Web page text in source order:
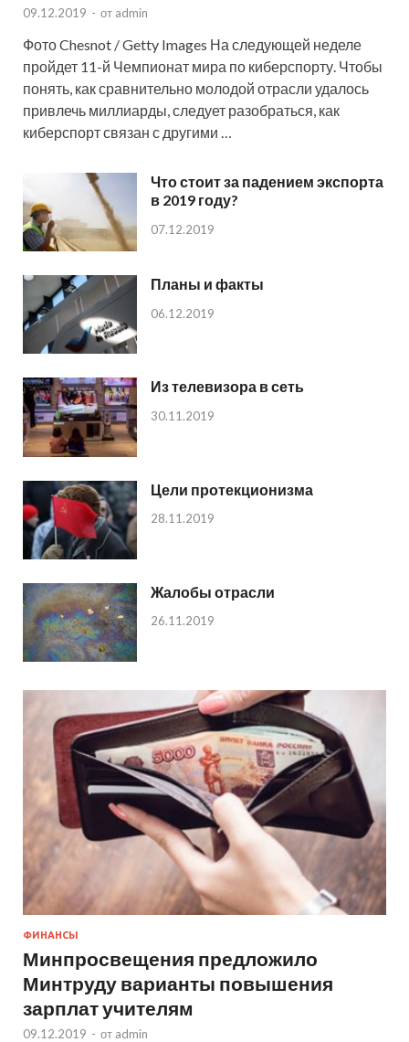
09.12.2019 - от admin
Фото Chesnot / Getty Images На следующей неделе
пройдет 11-й Чемпионат мира по киберспорту. Чтобы
понять, как сравнительно молодой отрасли удалось
привлечь миллиарды, следует разобраться, как
киберспорт связан с другими …
Что стоит за падением экспорта
в 2019 году?
07.12.2019
Планы и факты
06.12.2019
Из телевизора в сеть
30.11.2019
Цели протекционизма
28.11.2019
Жалобы отрасли
26.11.2019
ФИНАНСЫ
Минпросвещения предложило
Минтруду варианты повышения
зарплат учителям
09.12.2019 - от admin